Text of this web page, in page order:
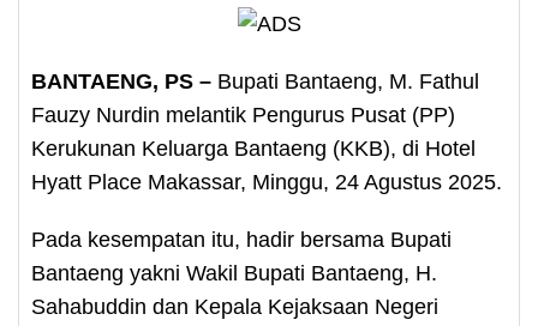
BANTAENG, PS – Bupati Bantaeng, M. Fathul
Fauzy Nurdin melantik Pengurus Pusat (PP)
Kerukunan Keluarga Bantaeng (KKB), di Hotel
Hyatt Place Makassar, Minggu, 24 Agustus 2025.
Pada kesempatan itu, hadir bersama Bupati
Bantaeng yakni Wakil Bupati Bantaeng, H.
Sahabuddin dan Kepala Kejaksaan Negeri